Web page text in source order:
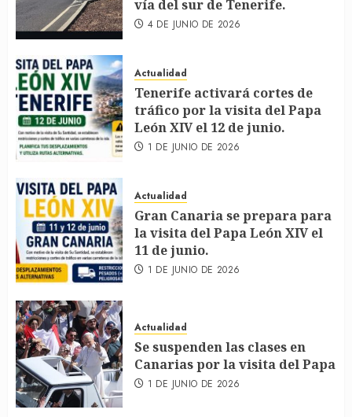
vía del sur de Tenerife.
4 DE JUNIO DE 2026
Actualidad
Tenerife activará cortes de
tráfico por la visita del Papa
León XIV el 12 de junio.
1 DE JUNIO DE 2026
Actualidad
Gran Canaria se prepara para
la visita del Papa León XIV el
11 de junio.
1 DE JUNIO DE 2026
Actualidad
Se suspenden las clases en
Canarias por la visita del Papa
1 DE JUNIO DE 2026